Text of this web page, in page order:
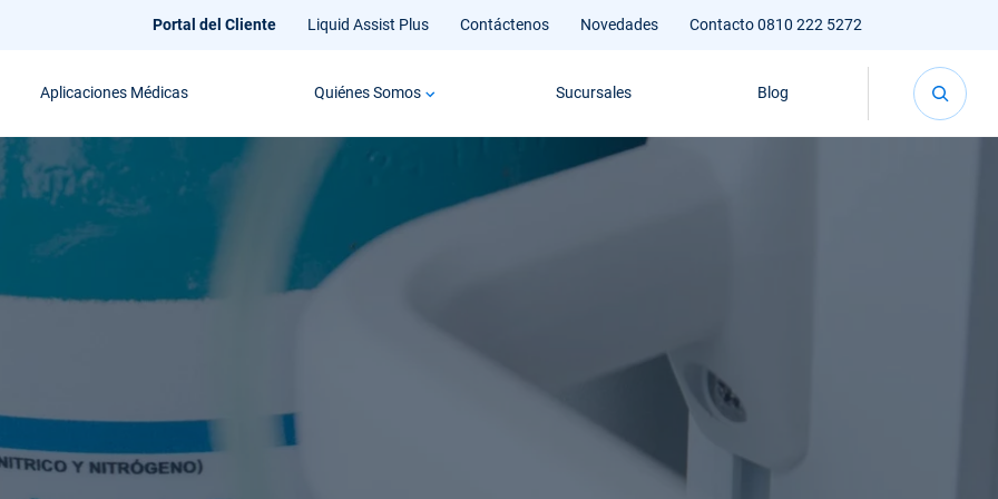
Portal del Cliente Liquid Assist Plus Contáctenos Novedades Contacto 0810 222 5272
Aplicaciones Médicas Quiénes Somos Sucursales Blog
Envases
del Oxígeno